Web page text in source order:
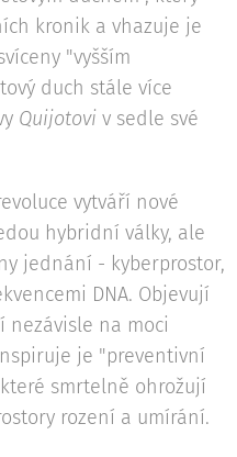
kronik a vhazuje je
"vyšším
duch stále více
Quijotovi v sedle své
vytváří nové
hybridní války, ale
jednání - kyberprostor,
DNA. Objevují
na moci
je "preventivní
smrtelně ohrožují
rození a umírání.